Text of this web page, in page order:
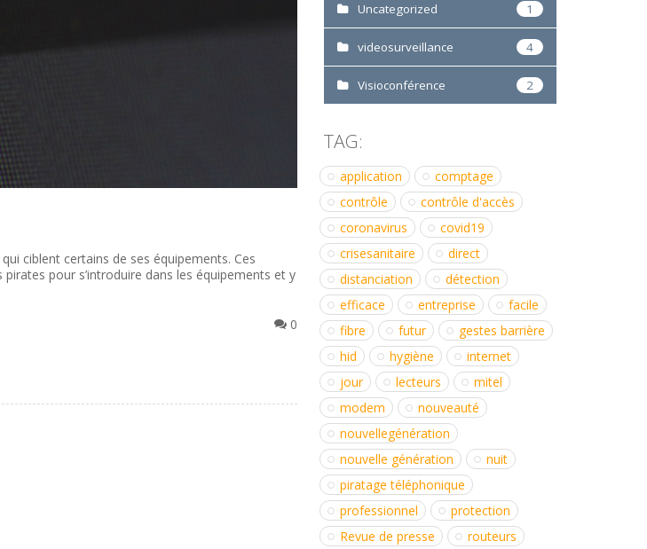
ciblent certains de ses équipements. Ces
pour s’introduire dans les équipements et y
0
Uncategorized 1
videosurveillance 4
Visioconférence 2
TAG:
application
comptage
contrôle
contrôle d'accès
coronavirus
covid19
crisesanitaire
direct
distanciation
détection
efficace
entreprise
facile
fibre
futur
gestes barrière
hid
hygiène
internet
jour
lecteurs
mitel
modem
nouveauté
nouvellegénération
nouvelle génération
nuit
piratage téléphonique
professionnel
protection
Revue de presse
routeurs